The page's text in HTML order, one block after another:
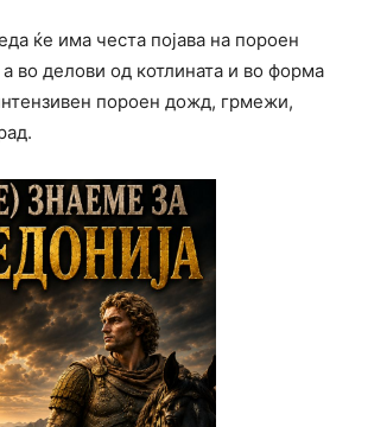
ќе има честа појава на пороен
во делови од котлината и во форма
пороен дожд, грмежи,